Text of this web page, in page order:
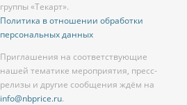
группы «Текарт».
Политика в отношении обработки
персональных данных
Приглашения на соответствующие
нашей тематике мероприятия, пресс-
релизы и другие сообщения ждём на
info@nbprice.ru.